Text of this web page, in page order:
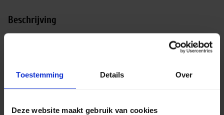
Toestemming Details Over
Deze website maakt gebruik van cookies
Beschrijving
Philips CorePro LED linear 11.5W 830 | R7S 78mm
Philips CorePro LED linear serie
De Philips
van Philips. Deze LED-lamp is ontworpen als directe